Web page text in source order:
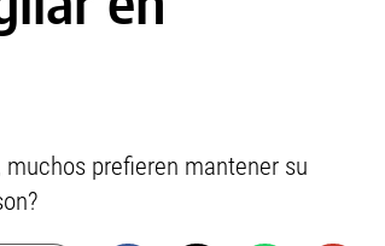
prefieren mantener su